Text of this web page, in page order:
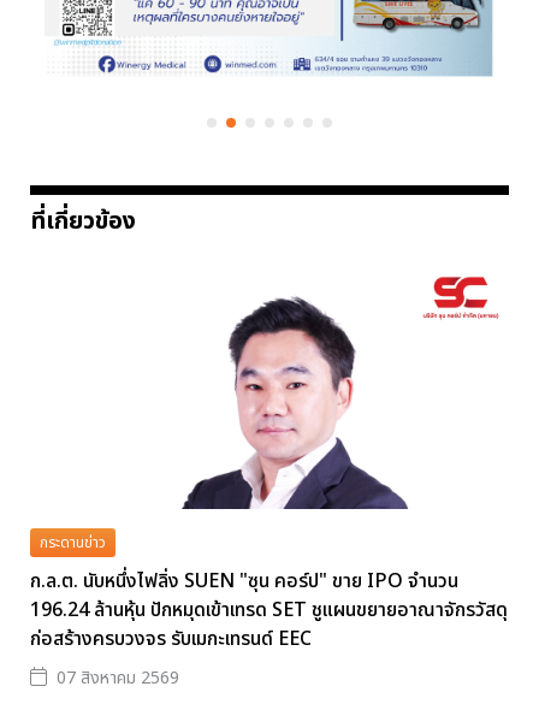
ที่เกี่ยวข้อง
กระดานข่าว
ก.ล.ต. นับหนึ่งไฟลิ่ง SUEN "ซุน คอร์ป" ขาย IPO จำนวน
196.24 ล้านหุ้น ปักหมุดเข้าเทรด SET ชูแผนขยายอาณาจักรวัสดุ
ก่อสร้างครบวงจร รับเมกะเทรนด์ EEC
07 สิงหาคม 2569